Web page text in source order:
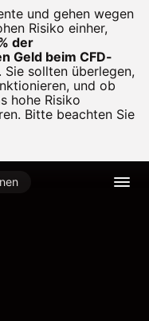
und gehen wegen
Risiko einher,
der
Geld beim CFD-
. Sie sollten überlegen,
und ob
hohe Risiko
Bitte beachten Sie